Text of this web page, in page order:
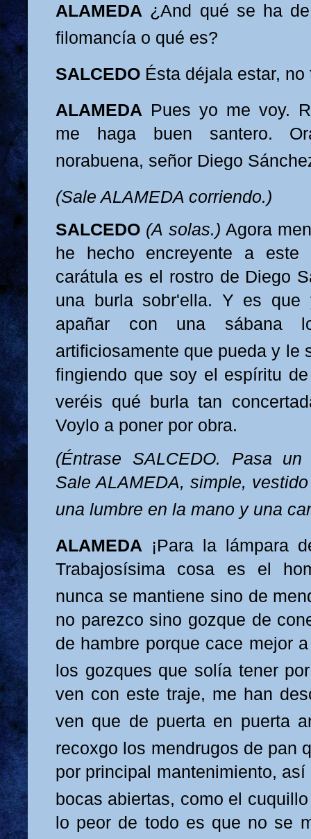
ALAMEDA ¿And qué se ha
filomancía o qué es?
SALCEDO Ésta déjala estar,
ALAMEDA Pues yo me voy.
me haga buen santero.
norabuena, señor Diego
(Sale ALAMEDA corriendo.)
SALCEDO (A solas.) Agora
he hecho encreyente a este
carátula es el rostro de Diego
una burla sobr'ella. Y es que
apañar con una sábana
artificiosamente que pueda y le
fingiendo que soy el espíritu
veréis qué burla tan
Voylo a poner por obra.
(Éntrase SALCEDO. Pasa un
Sale ALAMEDA, simple,
una lumbre en la mano y una
ALAMEDA
¡Para la lámpara
Trabajosísima cosa es el
nunca se mantiene sino de
no parezco sino gozque de
de hambre porque cace mejor
los gozques que solía tener
ven con este traje, me han
ven que de puerta en puerta
recoxgo los mendrugos de pan
por principal mantenimiento,
bocas abiertas, como el
lo peor de todo es que no se